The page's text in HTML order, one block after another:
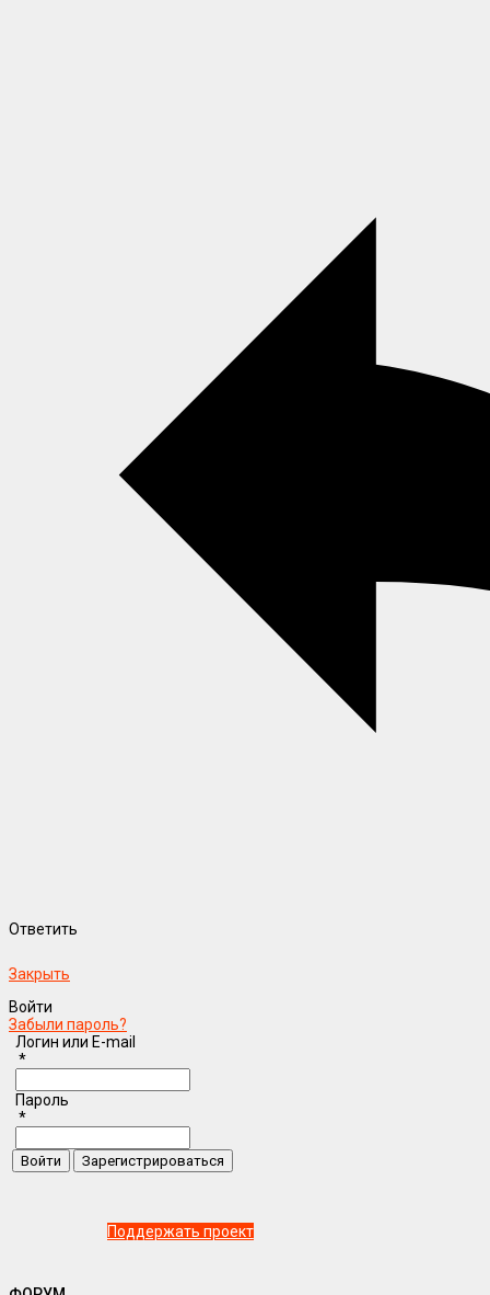
Ответить
Закрыть
Войти
Забыли пароль?
Логин или E-mail
*
Пароль
*
Поддержать проект